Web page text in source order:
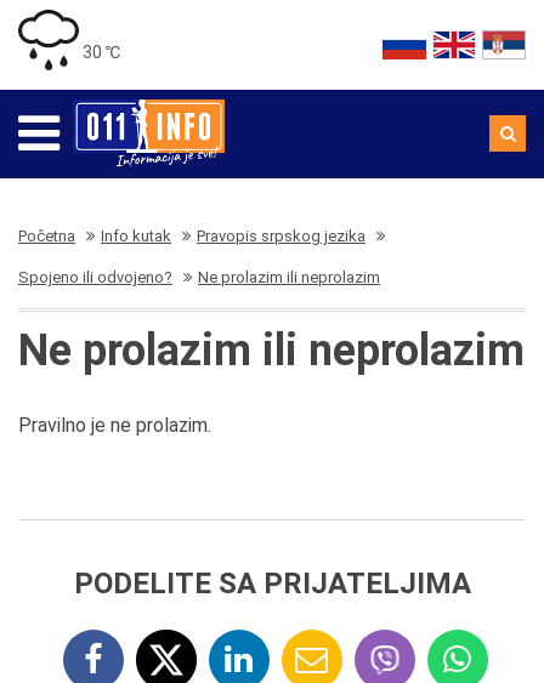
30 ℃
Početna Info kutak Pravopis srpskog jezika
Spojeno ili odvojeno? Ne prolazim ili neprolazim
Ne prolazim ili neprolazim
Pravilno je ne prolazim.
PODELITE SA PRIJATELJIMA